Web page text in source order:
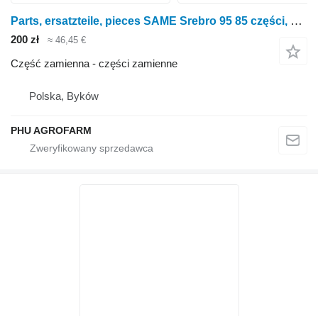
Parts, ersatzteile, pieces SAME Srebro 95 85 części, części zamienne, elementy do ciągnika kołowego SAME Silver 95 85
200 zł ≈ 46,45 €
Część zamienna - części zamienne
Polska, Byków
PHU AGROFARM